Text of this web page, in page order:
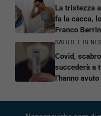
La tristezza
fa la cacca,
Franco
SALUTE E
Covid,
succederà a
l’hanno avuto